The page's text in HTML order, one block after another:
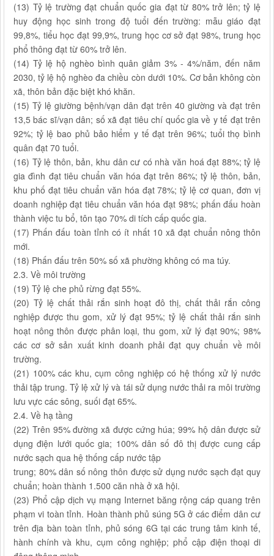
(13) Tỷ lệ trường đạt chuẩn quốc gia đạt từ 80% trở lên; tỷ lệ
huy động học sinh trong độ tuổi đến trường: mẫu giáo đạt
99,8%, tiểu học đạt 99,9%, trung học cơ sở đạt 98%, trung học
phổ thông đạt từ 60% trở lên.
(14) Tỷ lệ hộ nghèo bình quân giảm 3% - 4%/năm, đến năm
2030, tỷ lệ hộ nghèo đa chiều còn dưới 10%. Cơ bản không còn
xã, thôn bản đặc biệt khó khăn.
(15) Tỷ lệ giường bệnh/vạn dân đạt trên 40 giường và đạt trên
13,5 bác sĩ/vạn dân; số xã đạt tiêu chí quốc gia về y tế đạt trên
92%; tỷ lệ bao phủ bảo hiểm y tế đạt trên 96%; tuổi thọ bình
quân đạt 70 tuổi.
(16) Tỷ lệ thôn, bản, khu dân cư có nhà văn hoá đạt 88%; tỷ lệ
gia đình đạt tiêu chuẩn văn hóa đạt trên 86%; tỷ lệ thôn, bản,
khu phố đạt tiêu chuẩn văn hóa đạt 78%; tỷ lệ cơ quan, đơn vị
doanh nghiệp đạt tiêu chuẩn văn hóa đạt 98%; phấn đấu hoàn
thành việc tu bổ, tôn tạo 70% di tích cấp quốc gia.
(17) Phấn đấu toàn tỉnh có ít nhất 10 xã đạt chuẩn nông thôn
mới.
(18) Phấn đấu trên 50% số xã phường không có ma túy.
2.3. Về môi trường
(19) Tỷ lệ che phủ rừng đạt 55%.
(20) Tỷ lệ chất thải rắn sinh hoạt đô thị, chất thải rắn công
nghiệp được thu gom, xử lý đạt 95%; tỷ lệ chất thải rắn sinh
hoạt nông thôn được phân loại, thu gom, xử lý đạt 90%; 98%
các cơ sở sản xuất kinh doanh phải đạt quy chuẩn về môi
trường.
(21) 100% các khu, cụm công nghiệp có hệ thống xử lý nước
thải tập trung. Tỷ lệ xử lý và tái sử dụng nước thải ra môi trường
lưu vực các sông, suối đạt 65%.
2.4. Về hạ tầng
(22) Trên 95% đường xã được cứng húa; 99% hộ dân được sử
dụng điện lưới quốc gia; 100% dân số đô thị được cung cấp
nước sạch qua hệ thống cấp nước tập
trung; 80% dân số nông thôn được sử dụng nước sạch đạt quy
chuẩn; hoàn thành 1.500 căn nhà ở xã hội.
(23) Phổ cập dịch vụ mạng Internet băng rộng cáp quang trên
phạm vi toàn tỉnh. Hoàn thành phủ súng 5G ở các điểm dân cư
trên địa bàn toàn tỉnh, phủ sóng 6G tại các trung tâm kinh tế,
hành chính và khu, cụm công nghiệp; phổ cập điện thoại di